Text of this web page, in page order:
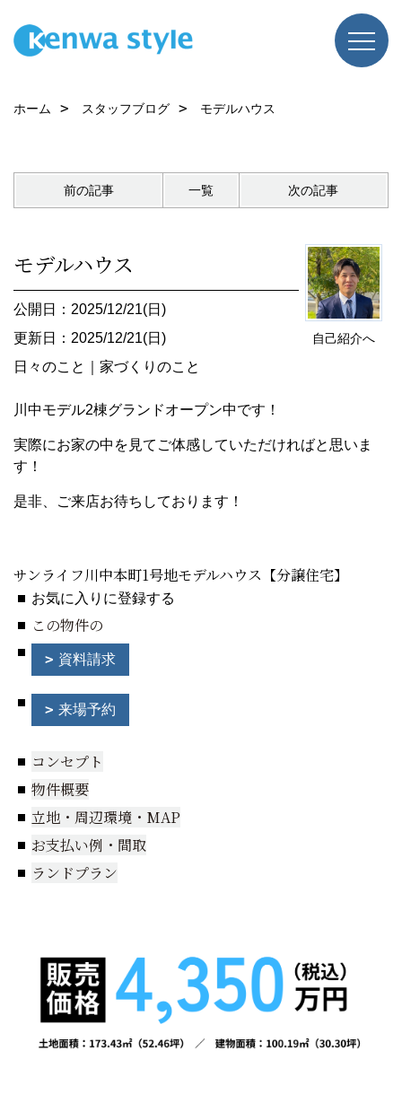
ホーム スタッフブログ モデルハウス
前の記事 一覧 次の記事
自己紹介へ
モデルハウス
公開日：2025/12/21(日)
更新日：2025/12/21(日)
日々のこと
家づくりのこと
川中モデル2棟グランドオープン中です！
実際にお家の中を見てご体感していただければと思いま
す！
是非、ご来店お待ちしております！
サンライフ川中本町1号地モデルハウス【分譲住宅】
お気に入りに登録する
この物件の
資料請求
来場予約
コンセプト
物件概要
立地・周辺環境・MAP
お支払い例・間取
ランドプラン